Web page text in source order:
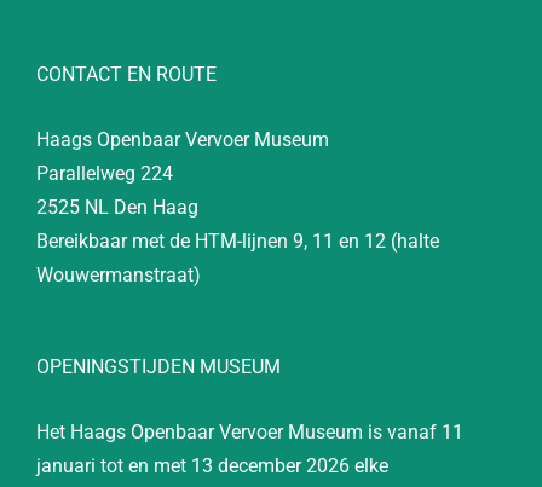
CONTACT EN ROUTE
Haags Openbaar Vervoer Museum
Parallelweg 224
2525 NL Den Haag
Bereikbaar met de HTM-lijnen 9, 11 en 12 (halte
Wouwermanstraat)
OPENINGSTIJDEN MUSEUM
Het Haags Openbaar Vervoer Museum is vanaf 11
januari tot en met 13 december 2026 elke